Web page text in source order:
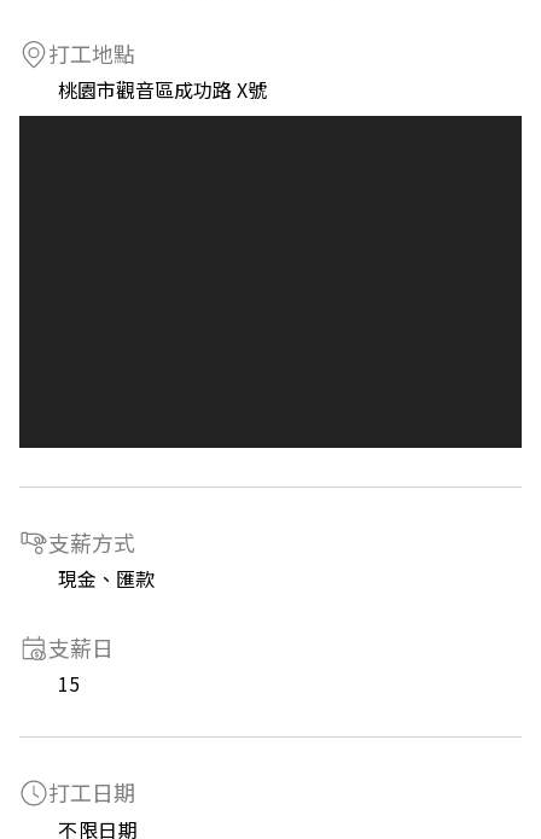
打工地點
桃園市觀音區成功路 X號
支薪方式
現金、匯款
支薪日
15
打工日期
不限日期